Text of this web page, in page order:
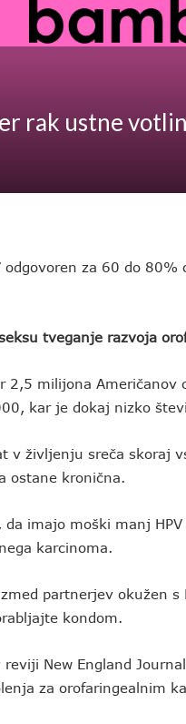
rak ustne
odgovoren za 60 do 80%
tveganje razvoja
2,5 milijona
kar je dokaj nizko
v življenju sreča skoraj
ostane kronična.
da imajo moški manj
karcinoma.
partnerjev okužen
kondom.
New England
za orofaringealnim